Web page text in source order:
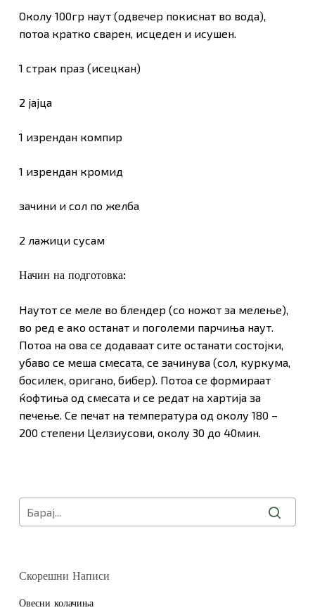
Околу 100гр наут (одвечер покиснат во вода),
потоа кратко сварен, исцеден и исушен.
1 страк праз (исецкан)
2 јајца
1 изрендан компир
1 изрендан кромид
зачини и сол по желба
2 лажици сусам
Начин на подготовка:
Наутот се меле во блендер (со ножот за мелење),
во ред е ако останат и поголеми парчиња наут.
Потоа на ова се додаваат сите останати состојки,
убаво се меша смесата, се зачинува (сол, куркума,
босилек, оригано, бибер). Потоа се формираат
ќофтиња од смесата и се редат на хартија за
печење. Се печат на температура од околу 180 –
200 степени Целзиусови, околу 30 до 40мин.
Скорешни Написи
Овесни колачиња